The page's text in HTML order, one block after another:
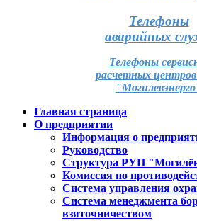
Телефоны
аварийных
Телефоны
расчетных
Главная страница
О предприятии
Информация о
Руководство
Структура РУП
Комиссия по
Система управления
Система менеджмента
взяточничеством